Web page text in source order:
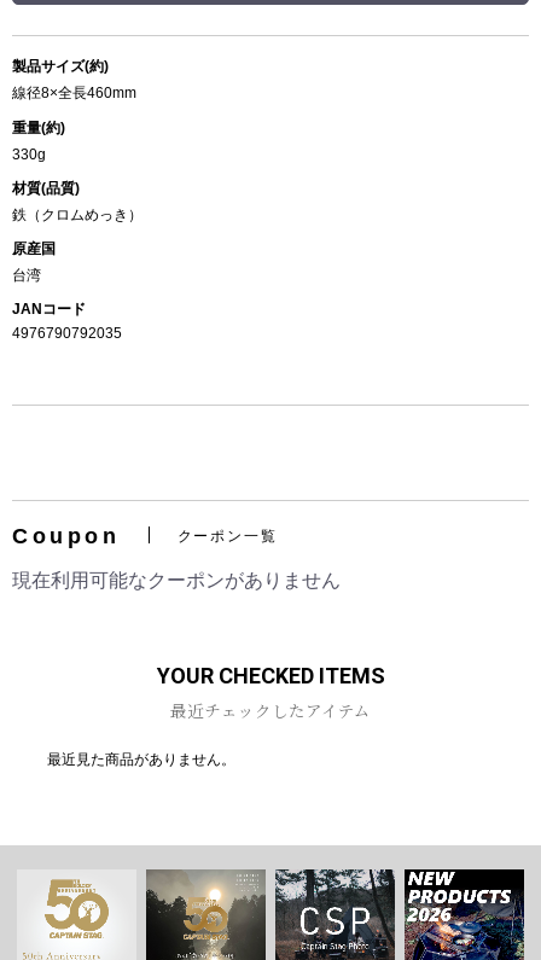
製品サイズ(約)
線径8×全長460mm
重量(約)
330g
材質(品質)
鉄（クロムめっき）
原産国
台湾
JANコード
4976790792035
Coupon クーポン一覧
現在利用可能なクーポンがありません
YOUR CHECKED ITEMS
最近チェックしたアイテム
最近見た商品がありません。